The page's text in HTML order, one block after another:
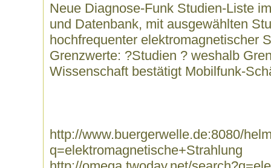
Neue Diagnose-Funk Studien-Liste
und Datenbank, mit ausgewählten
hochfrequenter elektromagnetischer
Grenzwerte: ?Studien ? weshalb
Wissenschaft bestätigt Mobilfunk-
http://www.buergerwelle.de:8080/
q=elektromagnetische+Strahlung